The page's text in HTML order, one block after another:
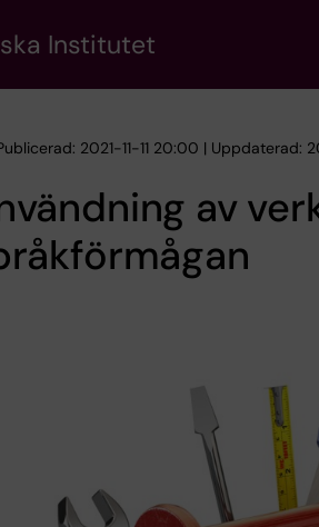
Institutet
2021-11-11 20:00 | Uppdaterad:
av